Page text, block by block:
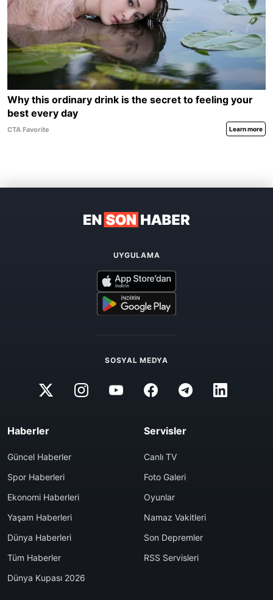
UYGULAMA
SOSYAL MEDYA
Haberler
Güncel Haberler
Spor Haberleri
Ekonomi Haberleri
Yaşam Haberleri
Dünya Haberleri
Tüm Haberler
Dünya Kupası 2026
Servisler
Canlı TV
Foto Galeri
Oyunlar
Namaz Vakitleri
Son Depremler
RSS Servisleri